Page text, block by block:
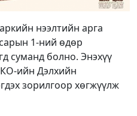
нээлтийн арга
1-ний өдөр
суманд болно. Энэхүү
ийн Дэлхийн
зорилгоор хөгжүүлж